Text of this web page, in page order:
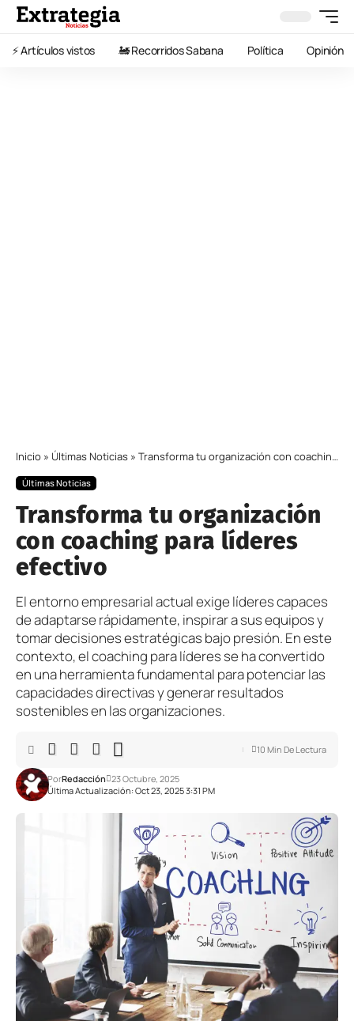
⚡️ Artículos vistos 🚂 Recorridos Sabana Política Opinión
Inicio » Últimas Noticias » Transforma tu organización con coaching para líderes efectivo
Últimas Noticias
Transforma tu organización
con coaching para líderes
efectivo
El entorno empresarial actual exige líderes capaces
de adaptarse rápidamente, inspirar a sus equipos y
tomar decisiones estratégicas bajo presión. En este
contexto, el coaching para líderes se ha convertido
en una herramienta fundamental para potenciar las
capacidades directivas y generar resultados
sostenibles en las organizaciones.
Última Actualización: Oct 23, 2025 3:31 PM
PorRedacción 23 Octubre, 2025
10 Min De Lectura